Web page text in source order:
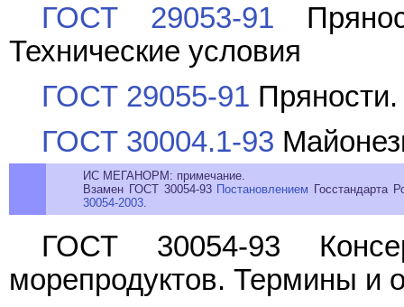
ГОСТ 29053-91
Технические условия
ГОСТ 29055-91
ГОСТ 30004.1-93
ИС МЕГАНОРМ: примечание.
Взамен ГОСТ 30054-93 Постановлением Госстандарта
30054-2003
ГОСТ 30054-93
морепродуктов. Термины и